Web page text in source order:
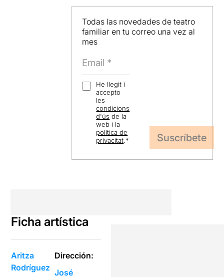
Todas las novedades de teatro
familiar en tu correo una vez al
mes
He llegit i
accepto
les
condicions
d'ús de la
web i la
política de
privacitat.*
Ficha artística
Aritza
Rodríguez
Dirección:
José